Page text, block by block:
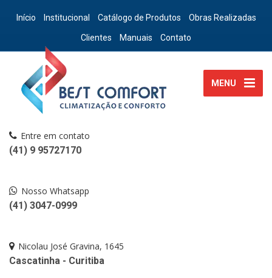
Início Institucional Catálogo de Produtos Obras Realizadas
Clientes Manuais Contato
MENU
Entre em contato
(41) 9 95727170
Nosso Whatsapp
(41) 3047-0999
Nicolau José Gravina, 1645
Cascatinha - Curitiba